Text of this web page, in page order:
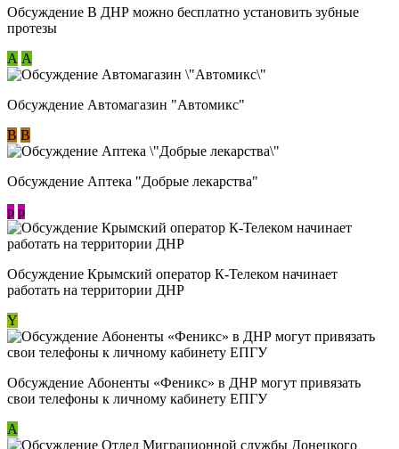
Обсуждение В ДНР можно бесплатно установить зубные
протезы
А А
Обсуждение Автомагазин "Автомикс"
В В
Обсуждение Аптека "Добрые лекарства"
p p
Обсуждение Крымский оператор К-Телеком начинает
работать на территории ДНР
Y
Обсуждение ​Абоненты «Феникс» в ДНР могут привязать
свои телефоны к личному кабинету ЕПГУ
А